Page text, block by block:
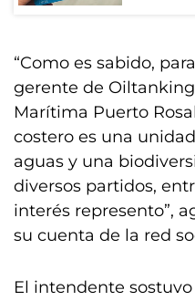
“Como es sabido,
gerente de
Marítima Puerto
costero es una
aguas y una
diversos partidos,
interés represento”,
su cuenta de la red
El intendente